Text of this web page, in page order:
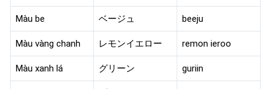
Màu be ベージュ beeju
Màu vàng chanh レモンイエロー remon ieroo
Màu xanh lá グリーン guriin